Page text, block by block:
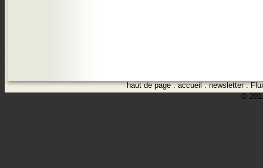
haut de page.accueil.newsletter.
©